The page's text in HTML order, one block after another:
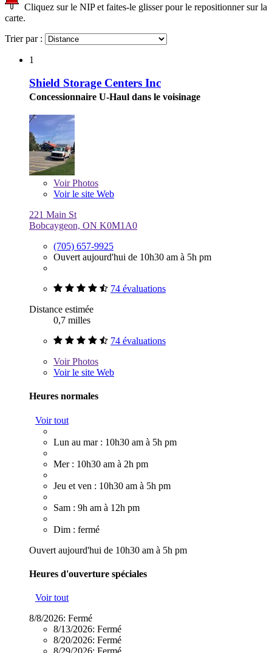
Cliquez sur le NIP et faites-le glisser pour le repositionner sur la
carte.
Trier par :
1
Shield Storage Centers Inc
Concessionnaire U-Haul dans le voisinage
VoirPhotos
Voir le site Web
221 Main St
Bobcaygeon, ON K0M1A0
(705) 657-9925
Ouvert aujourd'hui de 10h30 am à 5h pm
74 évaluations
Distance estimée
0,7 milles
74 évaluations
VoirPhotos
Voir le site Web
Heures normales
Voir tout
Lun au mar : 10h30 am à 5h pm
Mer : 10h30 am à 2h pm
Jeu et ven : 10h30 am à 5h pm
Sam : 9h am à 12h pm
Dim : fermé
Ouvert aujourd'hui de 10h30 am à 5h pm
Heures d'ouverture spéciales
Voir tout
8/8/2026: Fermé
8/13/2026: Fermé
8/20/2026: Fermé